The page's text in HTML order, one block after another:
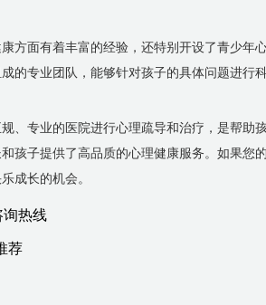
方面有着丰富的经验，还特别开设了青少年
的专业团队，能够针对孩子的具体问题进行
、专业的医院进行心理疏导和治疗，是帮助
孩子提供了高品质的心理健康服务。如果您
成长的机会。
询热线
荐